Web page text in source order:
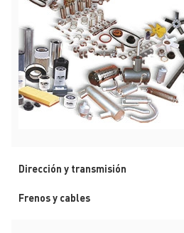
Dirección y transmisión
Frenos y cables